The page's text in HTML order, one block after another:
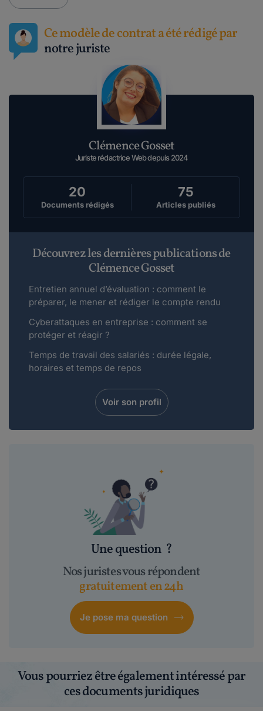
Ce modèle de contrat a été rédigé par
notre juriste
Clémence Gosset
Juriste rédactrice Web depuis 2024
20
Documents rédigés
75
Articles publiés
Découvrez les dernières publications de
Clémence Gosset
Entretien annuel d’évaluation : comment le
préparer, le mener et rédiger le compte rendu
Cyberattaques en entreprise : comment se
protéger et réagir ?
Temps de travail des salariés : durée légale,
horaires et temps de repos
Voir son profil
Une question ?
Nos juristes vous répondent
gratuitement en 24h
Je pose ma question
Vous pourriez être également intéressé par
ces documents juridiques